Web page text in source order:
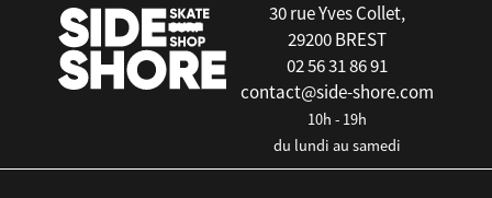
30 rue Yves Collet,
29200 BREST
02 56 31 86 91
contact@side-shore.com
10h - 19h
du lundi au samedi